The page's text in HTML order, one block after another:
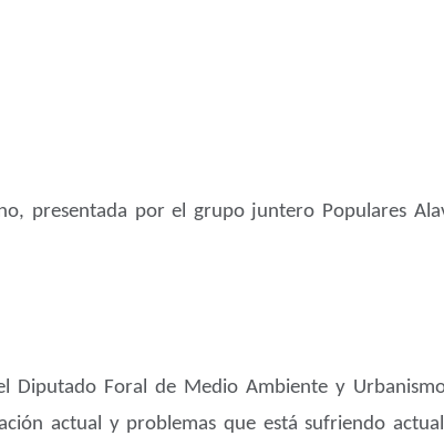
presentada por el grupo juntero Populares
Diputado Foral de Medio Ambiente y
actual y problemas que está sufriendo